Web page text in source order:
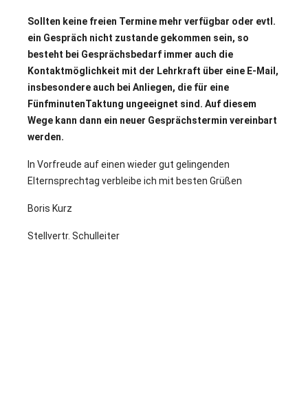
Sollten keine freien Termine mehr verfügbar oder evtl.
ein Gespräch nicht zustande gekommen sein, so
besteht bei Gesprächsbedarf immer auch die
Kontaktmöglichkeit mit der Lehrkraft über eine E-Mail,
insbesondere auch bei Anliegen, die für eine
FünfminutenTaktung ungeeignet sind. Auf diesem
Wege kann dann ein neuer Gesprächstermin vereinbart
werden.
In Vorfreude auf einen wieder gut gelingenden
Elternsprechtag verbleibe ich mit besten Grüßen
Boris Kurz
Stellvertr. Schulleiter